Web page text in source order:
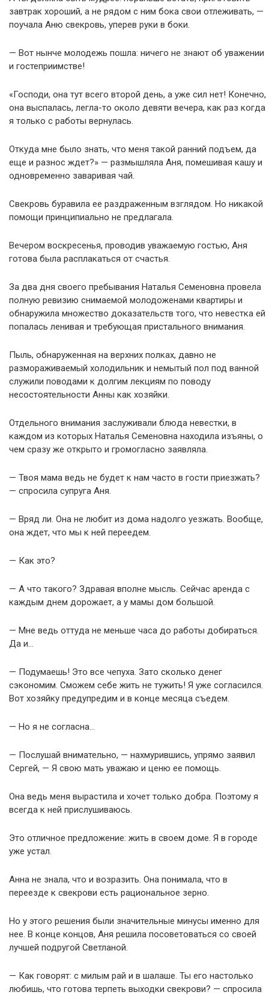
завтрак хороший, а не рядом с ним бока свои отлеживать, —
поучала Аню свекровь, уперев руки в боки.
— Вот нынче молодежь пошла: ничего не знают об уважении
и гостеприимстве!
«Господи, она тут всего второй день, а уже сил нет! Конечно,
она выспалась, легла-то около девяти вечера, как раз когда
я только с работы вернулась.
Откуда мне было знать, что меня такой ранний подъем, да
еще и разнос ждет?» — размышляла Аня, помешивая кашу и
одновременно заваривая чай.
Свекровь буравила ее раздраженным взглядом. Но никакой
помощи принципиально не предлагала.
Вечером воскресенья, проводив уважаемую гостью, Аня
готова была расплакаться от счастья.
За два дня своего пребывания Наталья Семеновна провела
полную ревизию снимаемой молодоженами квартиры и
обнаружила множество доказательств того, что невестка ей
попалась ленивая и требующая пристального внимания.
Пыль, обнаруженная на верхних полках, давно не
размораживаемый холодильник и немытый пол под ванной
служили поводами к долгим лекциям по поводу
несостоятельности Анны как хозяйки.
Отдельного внимания заслуживали блюда невестки, в
каждом из которых Наталья Семеновна находила изъяны, о
чем сразу же открыто и громогласно заявляла.
— Твоя мама ведь не будет к нам часто в гости приезжать?
— спросила супруга Аня.
— Вряд ли. Она не любит из дома надолго уезжать. Вообще,
она ждет, что мы к ней переедем.
— Как это?
— А что такого? Здравая вполне мысль. Сейчас аренда с
каждым днем дорожает, а у мамы дом большой.
— Мне ведь оттуда не меньше часа до работы добираться.
Да и…
— Подумаешь! Это все чепуха. Зато сколько денег
сэкономим. Сможем себе жить не тужить! Я уже согласился.
Вот хозяйку предупредим и в конце месяца съедем.
— Но я не согласна…
— Послушай внимательно, — нахмурившись, упрямо заявил
Сергей, — Я свою мать уважаю и ценю ее помощь.
Она ведь меня вырастила и хочет только добра. Поэтому я
всегда к ней прислушиваюсь.
Это отличное предложение: жить в своем доме. Я в городе
уже устал.
Анна не знала, что и возразить. Она понимала, что в
переезде к свекрови есть рациональное зерно.
Но у этого решения были значительные минусы именно для
нее. В конце концов, Аня решила посоветоваться со своей
лучшей подругой Светланой.
— Как говорят: с милым рай и в шалаше. Ты его настолько
любишь, что готова терпеть выходки свекрови? — спросила